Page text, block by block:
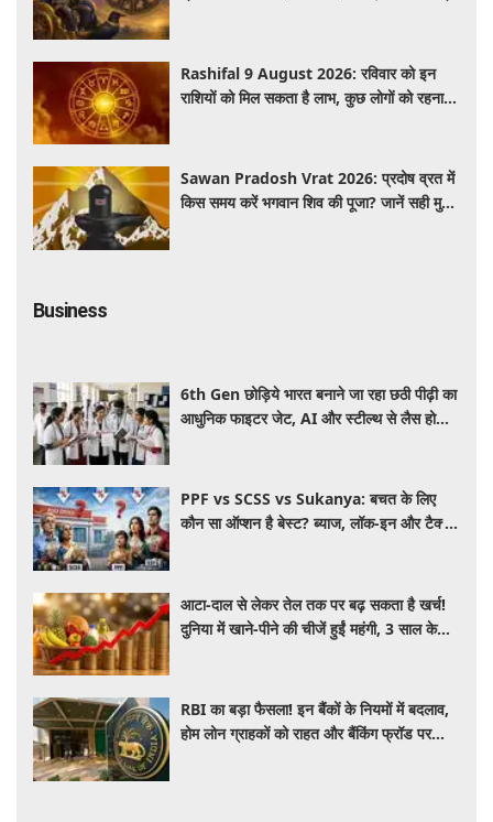
Rashifal 9 August 2026: रविवार को इन
राशियों को मिल सकता है लाभ, कुछ लोगों को रहना
Sawan Pradosh Vrat 2026: प्रदोष व्रत में
किस समय करें भगवान शिव की पूजा? जानें सही मुहूर्त
Business
6th Gen छोड़िये भारत बनाने जा रहा छठी पीढ़ी का
आधुनिक फाइटर जेट, AI और स्टील्थ से लैस होगा
PPF vs SCSS vs Sukanya: बचत के लिए
कौन सा ऑप्शन है बेस्ट? ब्याज, लॉक-इन और टैक्स
आटा-दाल से लेकर तेल तक पर बढ़ सकता है खर्च!
दुनिया में खाने-पीने की चीजें हुईं महंगी, 3 साल के
RBI का बड़ा फैसला! इन बैंकों के नियमों में बदलाव,
होम लोन ग्राहकों को राहत और बैंकिंग फ्रॉड पर